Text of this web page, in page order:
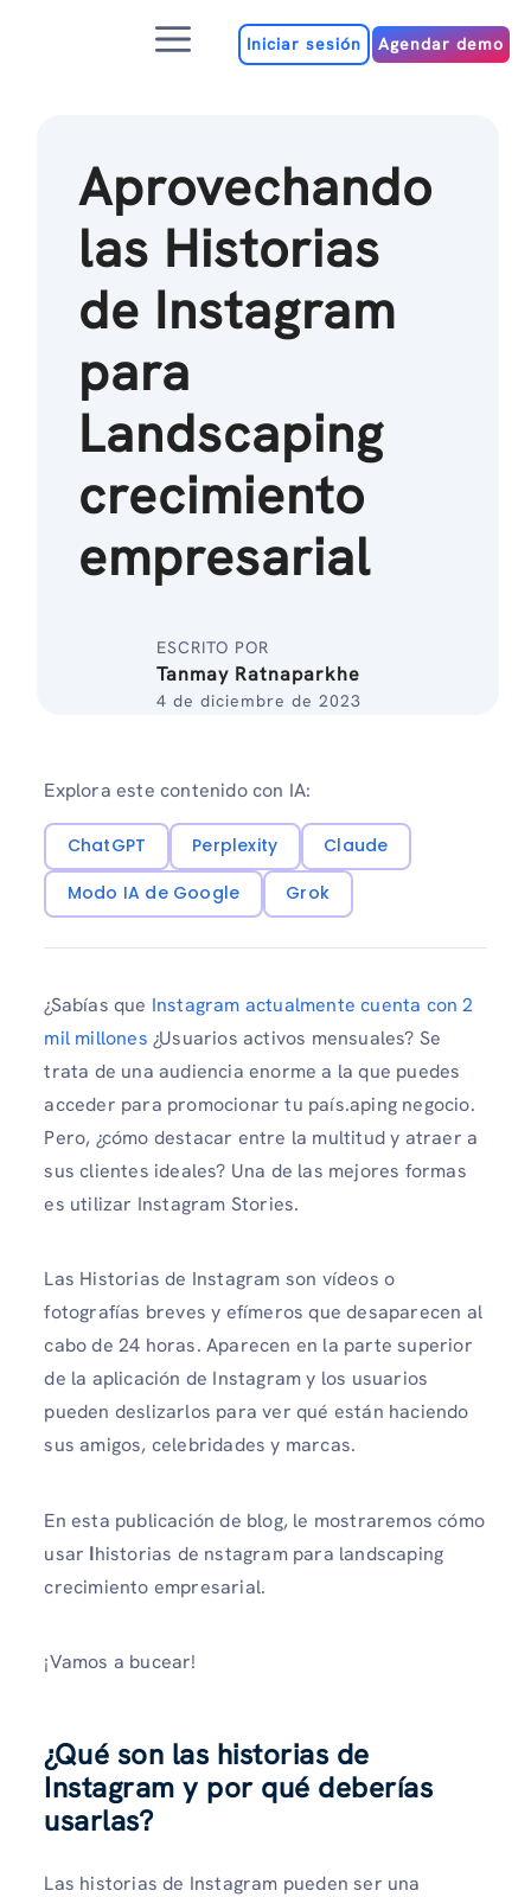
MenúIniciar sesión Agendar demo
Aprovechando
las Historias
de Instagram
para
Landscaping
crecimiento
empresarial
ESCRITO POR
Tanmay Ratnaparkhe
4 de diciembre de 2023
Explora este contenido con IA:
ChatGPT Perplexity
Claude
Modo IA de Google
Grok
¿Sabías que Instagram actualmente cuenta con 2
mil millones ¿Usuarios activos mensuales? Se
trata de una audiencia enorme a la que puedes
acceder para promocionar tu país.aping negocio.
Pero, ¿cómo destacar entre la multitud y atraer a
sus clientes ideales? Una de las mejores formas
es utilizar Instagram Stories.
Las Historias de Instagram son vídeos o
fotografías breves y efímeros que desaparecen al
cabo de 24 horas. Aparecen en la parte superior
de la aplicación de Instagram y los usuarios
pueden deslizarlos para ver qué están haciendo
sus amigos, celebridades y marcas.
En esta publicación de blog, le mostraremos cómo
usar Ihistorias de nstagram para landscaping
crecimiento empresarial.
¡Vamos a bucear!
¿Qué son las historias de
Instagram y por qué deberías
usarlas?
Las historias de Instagram pueden ser una